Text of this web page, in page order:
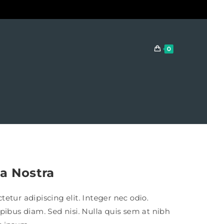
0
Nostra
adipiscing elit. Integer nec odio.
diam. Sed nisi. Nulla quis sem at nibh